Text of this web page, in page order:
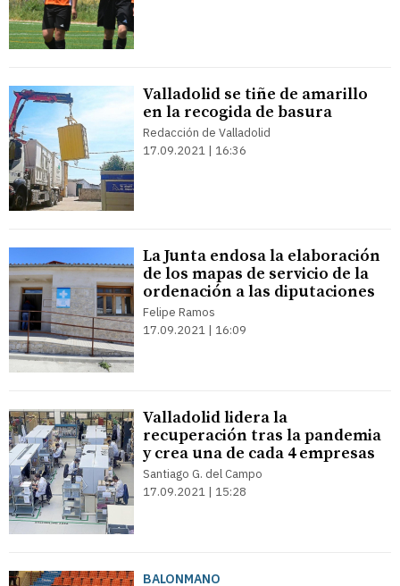
Valladolid se tiñe de amarillo
en la recogida de basura
Redacción de Valladolid
17.09.2021 | 16:36
La Junta endosa la elaboración
de los mapas de servicio de la
ordenación a las diputaciones
Felipe Ramos
17.09.2021 | 16:09
Valladolid lidera la
recuperación tras la pandemia
y crea una de cada 4 empresas
Santiago G. del Campo
17.09.2021 | 15:28
BALONMANO